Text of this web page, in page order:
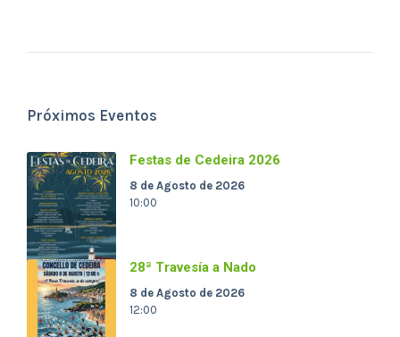
Próximos Eventos
Festas de Cedeira 2026
8 de Agosto de 2026
10:00
28ª Travesía a Nado
8 de Agosto de 2026
12:00